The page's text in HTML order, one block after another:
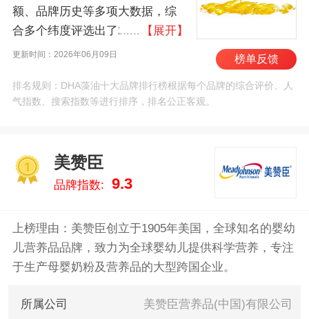
额、品牌历史等多项大数据，综
合多个纬度评选出了2026年DHA
藻油十大品牌排行榜，其中前十
氏/WYETH、澳佳
宝/Blackmores、斯维诗/swisse、
曼/DSM、北京同仁堂、佳思
敏/Nature's Way 。我们致力于用
么牌子好，供您参考。
【展开】
更新时间：2026年06月09日 榜单反馈
排名规则：DHA藻油十大品牌排行榜根据每个品牌的综合评价、人
气指数、搜索指数等进行排序，排名公正客观。
1
美赞臣
品牌指数: 9.3
上榜理由：美赞臣创立于1905年美国，全球知名的婴幼
儿营养品品牌，致力为全球婴幼儿提供科学营养，专注
于生产母婴奶粉及营养品的大型跨国企业。
所属公司 美赞臣营养品(中国)有限公司